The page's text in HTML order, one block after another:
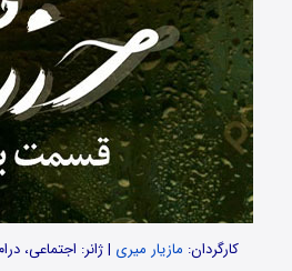
کارگردان: مازیار میری | ژانر: اجتماعی، درام،